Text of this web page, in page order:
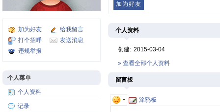
加为好友
给我留言
打个招呼
发送消息
违规举报
个人菜单
个人资料
记录
加为好友
个人资料
创建: 2015-03-04
» 查看全部个人资料
留言板
涂鸦板